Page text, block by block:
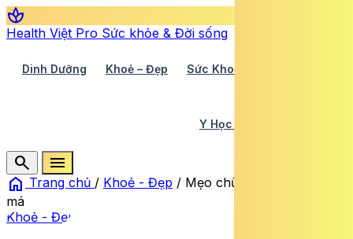
spa
Health Việt Pro Sức khỏe & Đời sống
Dinh Dưỡng Khoẻ – Đẹp Sức Khoẻ TV
Y Học Cổ Truyền
search
menu
home Trang chủ / Khoẻ - Đẹp / Mẹo chữa nám da từ rau
má
Khoẻ - Đẹp